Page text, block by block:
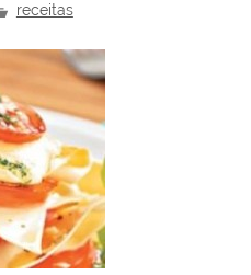
receitas